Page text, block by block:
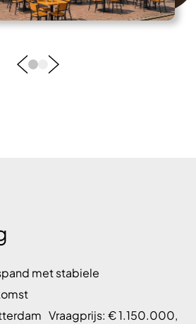
met stabiele
Vraagprijs: € 1.150.000,